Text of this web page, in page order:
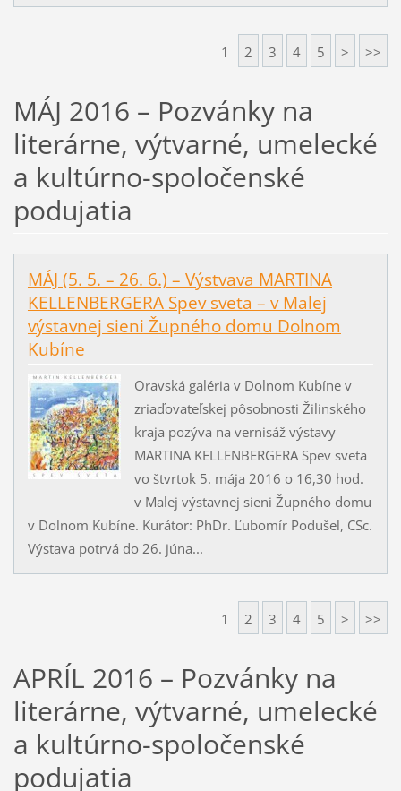
1 2 3 4 5 > >>
MÁJ 2016 – Pozvánky na
literárne, výtvarné, umelecké
a kultúrno-spoločenské
podujatia
MÁJ (5. 5. – 26. 6.) – Výstvava MARTINA
KELLENBERGERA Spev sveta – v Malej
výstavnej sieni Župného domu Dolnom
Kubíne
Oravská galéria v Dolnom Kubíne v
zriaďovateľskej pôsobnosti Žilinského
kraja pozýva na vernisáž výstavy
MARTINA KELLENBERGERA Spev sveta
vo štvrtok 5. mája 2016 o 16,30 hod.
v Malej výstavnej sieni Župného domu
v Dolnom Kubíne. Kurátor: PhDr. Ľubomír Podušel, CSc.
Výstava potrvá do 26. júna...
1 2 3 4 5 > >>
APRÍL 2016 – Pozvánky na
literárne, výtvarné, umelecké
a kultúrno-spoločenské
podujatia